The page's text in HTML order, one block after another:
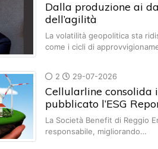
Dalla produzione ai
dell’agilità
La volatilità geopolitica sta
come i cicli di
2 29-07-2026
Cellularline consolida
pubblicato l’ESG
La Società Benefit di Reggio
responsabile, migliorando…